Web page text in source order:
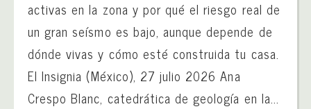
activas en la zona y por qué el riesgo real de
un gran seísmo es bajo, aunque depende de
dónde vivas y cómo esté construida tu casa.
El Insignia (México), 27 julio 2026 Ana
Crespo Blanc, catedrática de geología en la...